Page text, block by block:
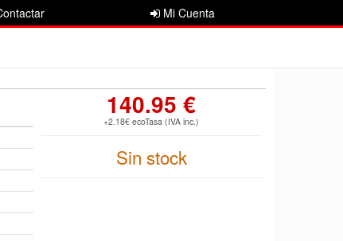
Mi Cuenta
140.95 €
+2.18€ ecoTasa (IVA inc.)
Sin stock